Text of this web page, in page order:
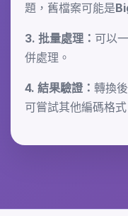
題，舊檔案可能是
3. 批量處理： 可以
併處理。
4. 結果驗證： 轉換
可嘗試其他編碼格式